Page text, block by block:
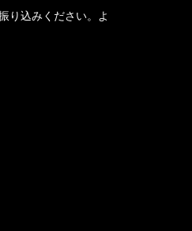
り込みください。よ